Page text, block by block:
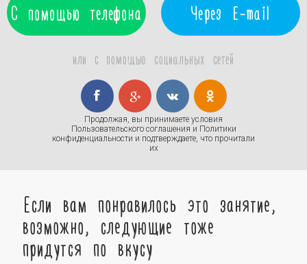
С помощью телефона Через E-mail
или с помощью социальных сетей
Продолжая, вы принимаете условия
Пользовательского соглашения и Политики
конфиденциальности и подтверждаете, что прочитали
их
Если вам понравилось это занятие,
возможно, следующие тоже
придутся по вкусу